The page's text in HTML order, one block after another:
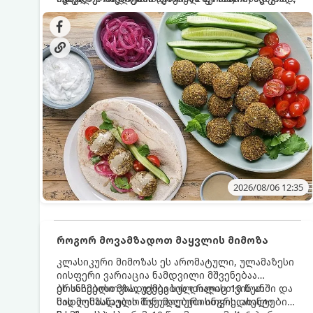
სალათებთან ერთად ან ტახინის (სესამის)
სოუსთან მირთმევისთვის.
იდეალურად შეინარჩუნოს და არ დაიშალოს.
დრო: 10–15 წუთი ულუფა: 20–24 ცალი ბურთულა
(4–6 პორცია)
2026/08/06 12:35
როგორ მოვამზადოთ მაყვლის მიმოზა
კლასიკური მიმოზას ეს არომატული, ულამაზესი
იისფერი ვარიაცია ნამდვილი მშვენებაა
ბრანჩებისთვის, უქმეების დილისთვის ან
სადღესასწაულო წვეულებებისთვის. ახალი
ეს სასმელი მზადდება სულ რაღაც 10 წუთში და
მის მომზადებას მინიმალური ინგრედიენტები